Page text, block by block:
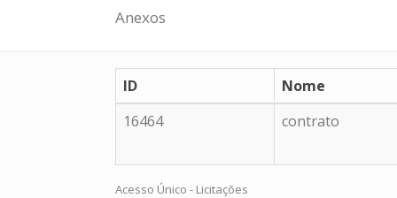
Anexos
ID
Nome
16464
contrato
Acesso Único - Licitações